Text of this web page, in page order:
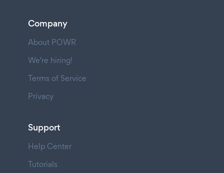
Company
About POWR
We're hiring!
Terms of Service
Privacy
Support
Help Center
Tutorials